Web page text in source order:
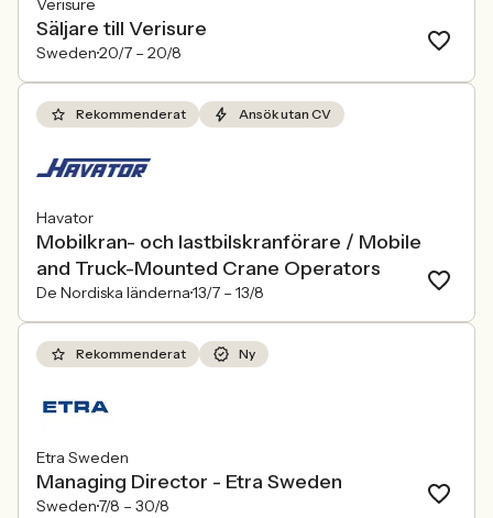
Verisure
Säljare till Verisure
Sweden20/7 – 20/8
Rekommenderat Ansök utan CV
Havator
Mobilkran- och lastbilskranförare / Mobile
and Truck-Mounted Crane Operators
De Nordiska länderna13/7 – 13/8
Rekommenderat Ny
Etra Sweden
Managing Director - Etra Sweden
Sweden7/8 – 30/8